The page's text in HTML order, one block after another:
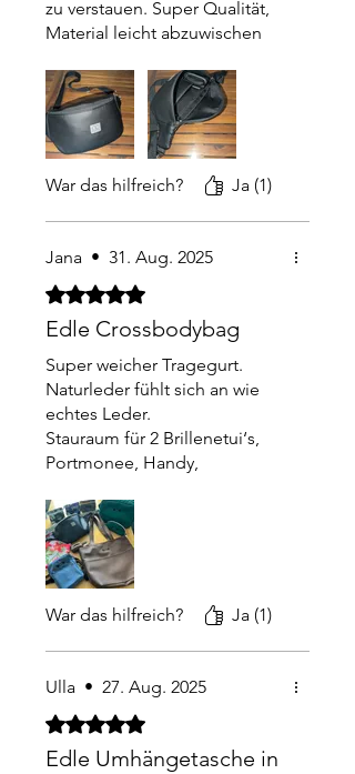
zu verstauen. Super Qualität,
Material leicht abzuwischen
im Gebrauch. Sehr
empfehlenswert. Vielen Dank
dafür 🫶🏻
War das hilfreich? Ja (1)
Jana • 31. Aug. 2025
Mit 5 von 5 Sternen bewertet.
Edle Crossbodybag
Super weicher Tragegurt.
Naturleder fühlt sich an wie
echtes Leder.
Stauraum für 2 Brillenetui‘s,
Portmonee, Handy,
Kosmetiktasche (aktuell
Eukalyptus Design!😉). Innen
ein kleines Fach mit
Reißverschluss und außen auf
der Rückseite ist auch noch
knapp, ich liebe sie!🥰
War das hilfreich? Ja (1)
Ulla • 27. Aug. 2025
Mit 5 von 5 Sternen bewertet.
Edle Umhängetasche in